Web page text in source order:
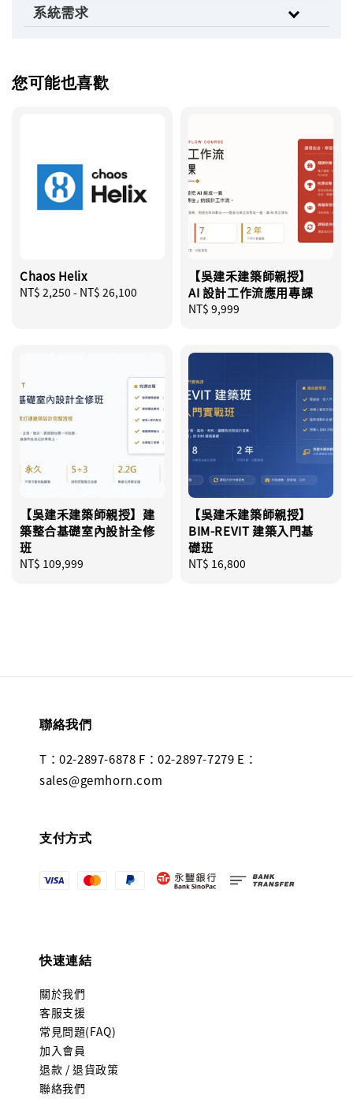
系統需求
您可能也喜歡
Chaos Helix
Regular
NT$ 2,250 - NT$ 26,100
【吳建禾建築師親授】
AI 設計工作流應用專課
Regular
NT$ 9,999
【吳建禾建築師親授】建
築整合基礎室內設計全修
班
Regular
NT$ 109,999
【吳建禾建築師親授】
BIM-REVIT 建築入門基
礎班
Regular
NT$ 16,800
聯絡我們
T：02-2897-6878 F：02-2897-7279 E：
sales@gemhorn.com
支付方式
快速連結
關於我們
客服支援
常見問題(FAQ)
加入會員
退款 / 退貨政策
聯絡我們